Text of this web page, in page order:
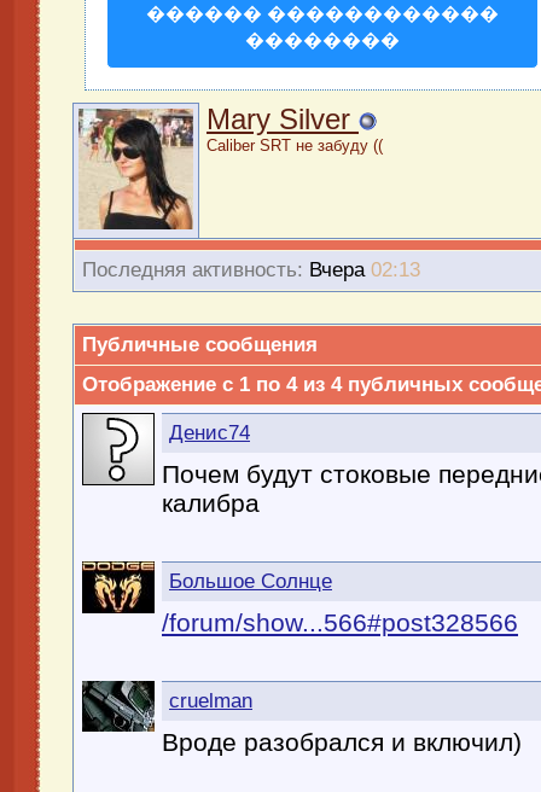
������ ������������
��������
Mary Silver
Caliber SRT не забуду ((
Последняя активность: Вчера 02:13
Публичные сообщения
Отображение с 1 по 4из 4публичных
Денис74
Почем будут стоковые
калибра
Большое Солнце
/forum/show...566#post328566
cruelman
Вроде разобрался и включил)